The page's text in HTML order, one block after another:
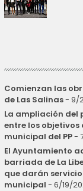
Comienzan las
de Las Salinas- 9/
La ampliación del
entre los objetivos
municipal del PP-
El Ayuntamiento
barriada de La
que darán
municipal - 6/19/